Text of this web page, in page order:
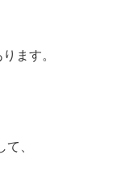
ます。
、